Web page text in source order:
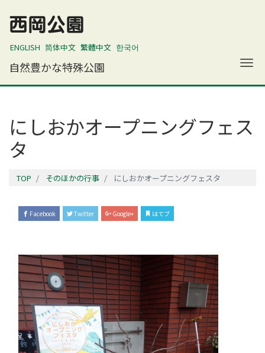
西岡公園
ENGLISH 简体中文 繁體中文 한국어
自然豊かな特殊公園 ナ
にしおかオープニングフェス
タ
TOP そのほかの行事 にしおかオープニングフェスタ
Facebook Twitter Google+ はてブ